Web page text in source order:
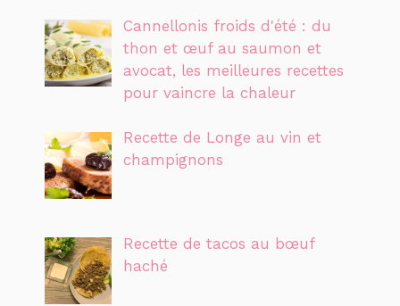
Cannellonis froids d'été : du
thon et œuf au saumon et
avocat, les meilleures recettes
pour vaincre la chaleur
Recette de Longe au vin et
champignons
Recette de tacos au bœuf
haché